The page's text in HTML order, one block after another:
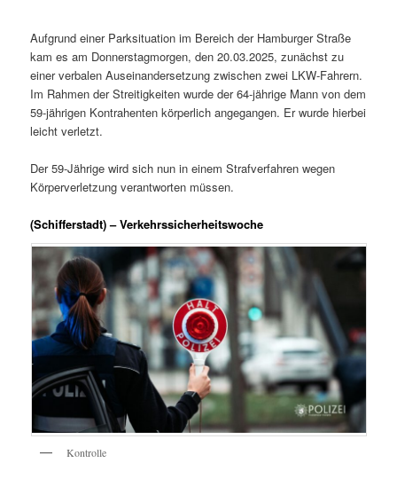
Aufgrund einer Parksituation im Bereich der Hamburger Straße
kam es am Donnerstagmorgen, den 20.03.2025, zunächst zu
einer verbalen Auseinandersetzung zwischen zwei LKW-Fahrern.
Im Rahmen der Streitigkeiten wurde der 64-jährige Mann von dem
59-jährigen Kontrahenten körperlich angegangen. Er wurde hierbei
leicht verletzt.
Der 59-Jährige wird sich nun in einem Strafverfahren wegen
Körperverletzung verantworten müssen.
(Schifferstadt) – Verkehrssicherheitswoche
Kontrolle